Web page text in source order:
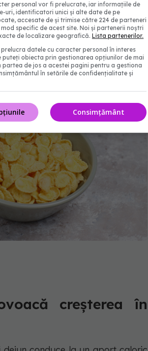
creșterea în
personal vor fi prelucrate, iar informațiile de
uri, identificatori unici și alte date de pe
accesate de și trimise către 224 de parteneri
specific de acest site. Noi și partenerii noștri
de localizare geografică. Lista partenerilor.
datele cu caracter personal în interes
puteți obiecta prin gestionarea opțiunilor de mai
partea de jos a acestei pagini pentru a gestiona
în setările de confidențialitate și
Consimțământ